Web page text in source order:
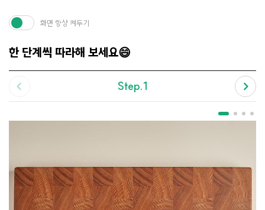
한 단계씩 따라해 보세요😄
화면 항상 켜두기
Step.1